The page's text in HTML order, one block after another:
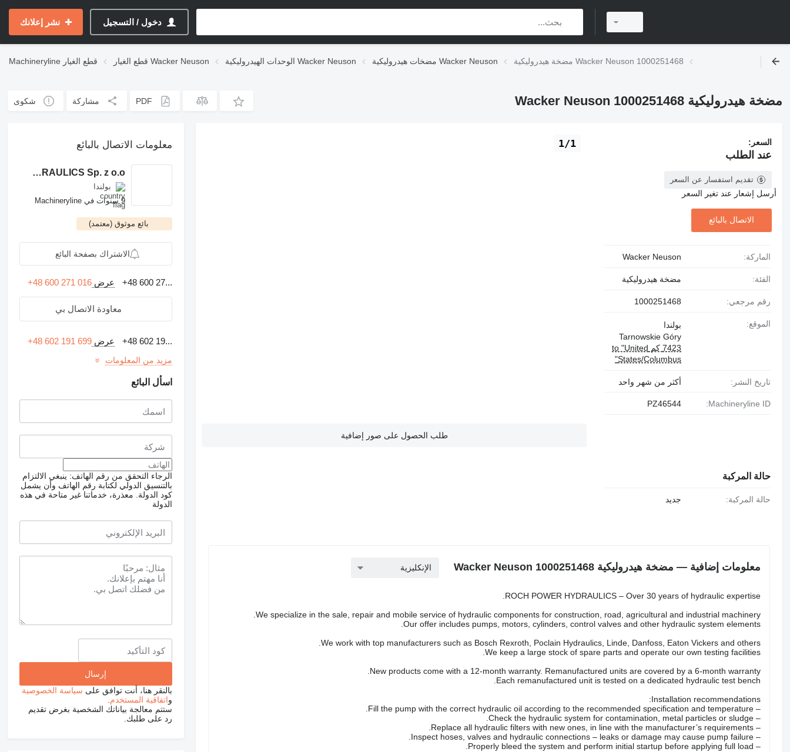
دخول / التسجيل نشر إعلانك
Machineryline قطع الغيار قطع الغيار Wacker Neuson الوحدات الهيدروليكية Wacker Neuson مضخات هيدروليكية Wacker Neuson مضخة هيدروليكية Wacker Neuson 1000251468
مضخة هيدروليكية Wacker Neuson 1000251468 PDF مشاركة شكوى
1/1
طلب الحصول على صور إضافية
السعر:
عند الطلب
تقديم استفسار عن السعر
أرسل إشعار عند تغير السعر
الاتصال بالبائع
الماركة: Wacker Neuson
الفئة: مضخة هيدروليكية
رقم مرجعي: 1000251468
الموقع:
بولندا
Tarnowskie Góry
7423 كم to "United
States/Columbus"
تاريخ النشر: أكثر من شهر واحد
Machineryline ID:
PZ46544
حالة المركبة
حالة المركبة: جديد
معلومات إضافية — مضخة هيدروليكية Wacker Neuson 1000251468 الإنكليزية
ROCH POWER HYDRAULICS – Over 30 years of hydraulic expertise.
We specialize in the sale, repair and mobile service of hydraulic components for construction, road, agricultural and industrial machinery.
Our offer includes pumps, motors, cylinders, control valves and other hydraulic system elements.
We work with top manufacturers such as Bosch Rexroth, Poclain Hydraulics, Linde, Danfoss, Eaton Vickers and others.
We keep a large stock of spare parts and operate our own testing facilities.
New products come with a 12-month warranty. Remanufactured units are covered by a 6-month warranty.
Each remanufactured unit is tested on a dedicated hydraulic test bench.
Installation recommendations:
– Fill the pump with the correct hydraulic oil according to the recommended specification and temperature.
– Check the hydraulic system for contamination, metal particles or sludge.
– Replace all hydraulic filters with new ones, in line with the manufacturer’s requirements.
– Inspect hoses, valves and hydraulic connections – leaks or damage may cause pump failure.
– Properly bleed the system and perform initial startup before applying full load.
معلومات الاتصال بالبائع
ROCH POWER HYDRAULICS Sp. z o.o.
بولندا
9 سنوات في Machineryline
بائع موثوق (معتمد)
الاشتراك بصفحة البائع
+48 600 27... عرض+48 600 271 016
معاودة الاتصال بي
+48 602 19... عرض+48 602 191 699
مزيد من المعلومات
اسأل البائع
الرجاء التحقق من رقم الهاتف: ينبغي الالتزام
بالتنسيق الدولي لكتابة رقم الهاتف وأن يشمل
كود الدولة.
معذرة، خدماتنا غير متاحة في هذه
الدولة
بالنقر هنا، أنت توافق على سياسة الخصوصية
واتفاقية المستخدم
ستتم معالجة بياناتك الشخصية بغرض تقديم
رد على طلبك.